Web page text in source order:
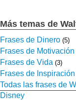
Más temas de
Frases de Dinero (5)
Frases de Motivación
Frases de Vida (3)
Frases de Inspiración
Todas las frases de
Disney